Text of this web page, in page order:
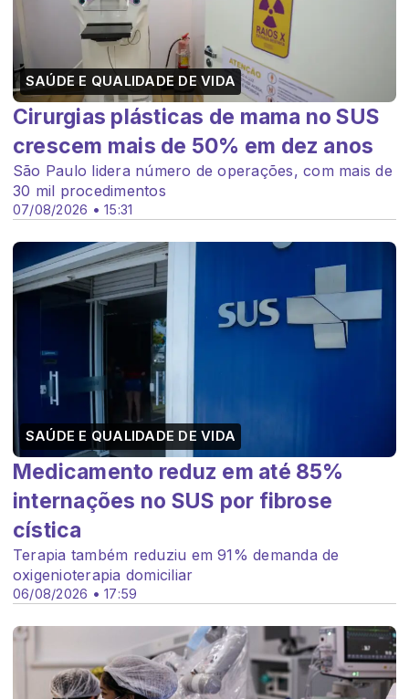
SAÚDE E QUALIDADE DE VIDA
07/08/2026 • 15:31
Cirurgias plásticas de mama no SUS
crescem mais de 50% em dez anos
São Paulo lidera número de operações, com mais de
30 mil procedimentos
SAÚDE E QUALIDADE DE VIDA
06/08/2026 • 17:59
Medicamento reduz em até 85%
internações no SUS por fibrose
cística
Terapia também reduziu em 91% demanda de
oxigenioterapia domiciliar